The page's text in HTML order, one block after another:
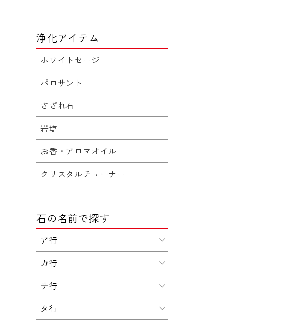
浄化アイテム
ホワイトセージ
パロサント
さざれ石
岩塩
お香・アロマオイル
クリスタルチューナー
石の名前で探す
ア行
カ行
サ行
タ行